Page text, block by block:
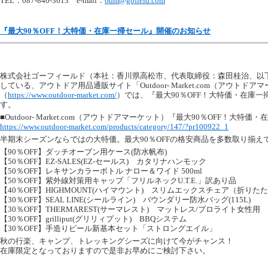
『最大90％OFF！大特価・在庫一掃セール』開催のお知らせ
株式会社ゴーフィールド（本社：香川県高松市、代表取締役：森田桂治、以
している、アウトドア用品通販サイト「Outdoor- Market.com（アウトドアマ
（https://www.outdoor-market.com/）では、『最大90％OFF！大特価・在庫一
す。
■Outdoor- Market.com（アウトドアマーケット）『最大90％OFF！大特価・
https://www.outdoor-market.com/products/category/147/?pr100922_1
半期末シーズンならではの大特価。最大90％OFFの格安商品を多数取り揃え
【90％OFF】ダッチオーブン用ケース(防水帆布)
【50％OFF】EZ-SALES(EZ-セールス) カタリナハンモック
【50％OFF】レキサンカラーボトル ナロー＆ワイド 500ml
【50％OFF】紫外線対策用キャップ「フリルネックU.T.E.」訳あり品
【40％OFF】HIGHMOUNT(ハイマウント) スリムエックスチェア（折りた
【30％OFF】SEAL LINE(シールライン) バウンダリー防水バッグ(115L)
【30％OFF】THERMAREST(サーマレスト) マットレス/プロライト女性用
【30％OFF】grilliput(グリリィプット) BBQシステム
【30％OFF】手造りビール新基本セット「ストロングエイル」
秋の行楽、キャンプ、トレッキングシーズに向けて今がチャンス！
在庫限定となっておりますので是非お早めにご検討下さい。